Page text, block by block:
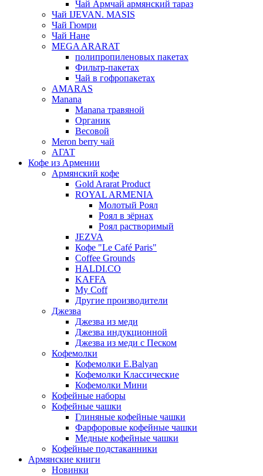
Чай Армчай армянский тараз
Чай IJEVAN. MASIS
Чай Гюмри
Чай Нане
MEGA ARARAT
полипропиленовых пакетах
Фильтр-пакетах
Чай в гофропакетах
AMARAS
Manana
Manana травяной
Органик
Весовой
Meron berry чай
АГАТ
Кофе из Армении
Армянский кофе
Gold Ararat Product
ROYAL ARMENIA
Молотый Роял
Роял в зёрнах
Роял растворимый
JEZVA
Кофе "Le Café Paris"
Coffee Grounds
HALDI.CO
KAFFA
My Coff
Другие производители
Джезва
Джезва из меди
Джезва индукционной
Джезва из меди с Песком
Кофемолки
Кофемолки E.Balyan
Кофемолки Классические
Кофемолки Мини
Кофейные наборы
Кофейные чашки
Глиняные кофейные чашки
Фарфоровые кофейные чашки
Медные кофейные чашки
Кофейные подстаканники
Армянские книги
Новинки